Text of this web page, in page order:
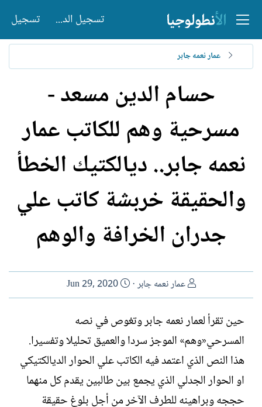
تسجيل الدخول تسجيل
عمار نعمه جابر
حسام الدين مسعد -
مسرحية وهم للكاتب عمار
نعمه جابر.. ديالكتيك الخطأ
والحقيقة خربشة كاتب علي
جدران الخرافة والوهم
ا
ل
ا
ت
ب
عمار نعمه جابر
ت
ا
ي
خ
ل
إ
Jun 29, 2020
حين تقرأ لعمار نعمه جابر وتغوص في نصه
المسرحي«وهم» الموجز سردا والعميق تحليلا وتفسيرا.
هذا النص الذي اعتمد فيه الكاتب علي الحوار الديالكتيكي
او الحوار الجدلي الذي يجمع بين طالبين يقدم كل منهما
حججه وبراهينه للطرف الآخر من أجل بلوغ حقيقة